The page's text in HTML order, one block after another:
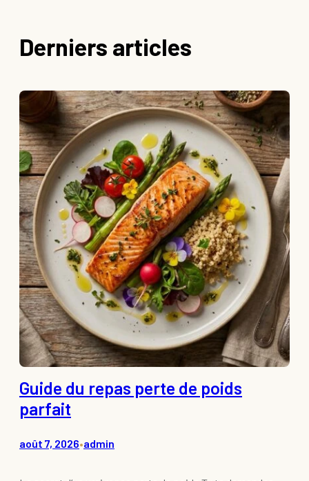
Derniers articles
Guide du repas perte de poids
parfait
août 7, 2026•admin